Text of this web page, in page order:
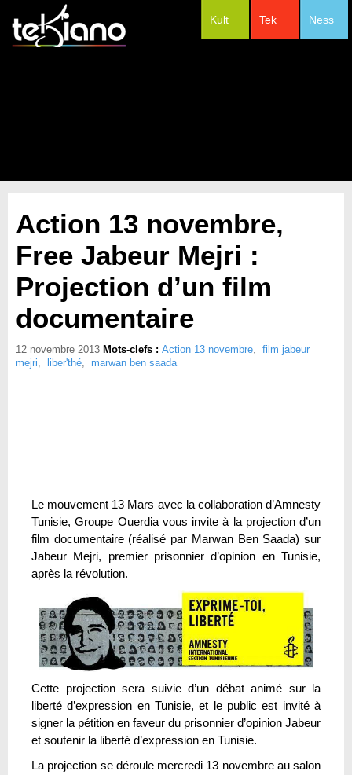
Ness
Tek
Kult
Action 13 novembre,
Free Jabeur Mejri :
Projection d’un film
documentaire
12 novembre 2013 Mots-clefs : Action 13 novembre, film jabeur
mejri, liber'thé, marwan ben saada
Le mouvement 13 Mars avec la collaboration d’Amnesty
Tunisie, Groupe Ouerdia vous invite à la projection d’un
film documentaire (réalisé par Marwan Ben Saada) sur
Jabeur Mejri, premier prisonnier d’opinion en Tunisie,
après la révolution.
Cette projection sera suivie d’un débat animé sur la
liberté d’expression en Tunisie, et le public est invité à
signer la pétition en faveur du prisonnier d’opinion Jabeur
et soutenir la liberté d’expression en Tunisie.
La projection se déroule mercredi 13 novembre au salon